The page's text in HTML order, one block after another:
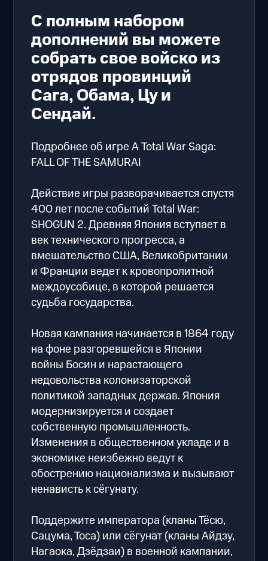
С полным набором
дополнений вы можете
собрать свое войско из
отрядов провинций
Сага, Обама, Цу и
Сендай.
Подробнее об игре А Total War Saga:
FALL OF THE SAMURAI
Действие игры разворачивается спустя
400 лет после событий Total War:
SHOGUN 2. Древняя Япония вступает в
век технического прогресса, а
вмешательство США, Великобритании
и Франции ведет к кровопролитной
междоусобице, в которой решается
судьба государства.
Новая кампания начинается в 1864 году
на фоне разгоревшейся в Японии
войны Босин и нарастающего
недовольства колонизаторской
политикой западных держав. Япония
модернизируется и создает
собственную промышленность.
Изменения в общественном укладе и в
экономике неизбежно ведут к
обострению национализма и вызывают
ненависть к сёгунату.
Поддержите императора (кланы Тёсю,
Сацума, Тоса) или сёгунат (кланы Айдзу,
Нагаока, Дзёдзаи) в военной кампании,